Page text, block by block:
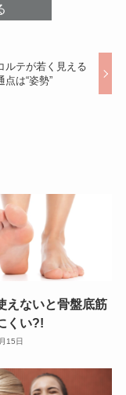
ルテが若く見える
点は“姿勢”
えないと骨盤底筋
くい?!
15日